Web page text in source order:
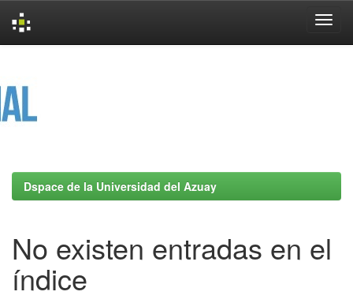
Dspace de la Universidad del Azuay
No existen entradas en el
índice